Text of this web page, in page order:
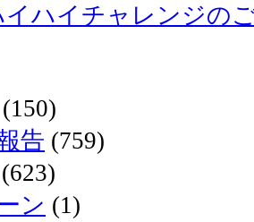
イハイチャレンジの
(150)
告 (759)
(623)
ン (1)